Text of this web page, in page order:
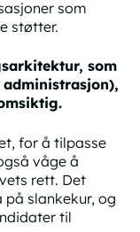
som
støtter.
som
for å tilpasse
våge å
rett. Det
slankekur, og
til